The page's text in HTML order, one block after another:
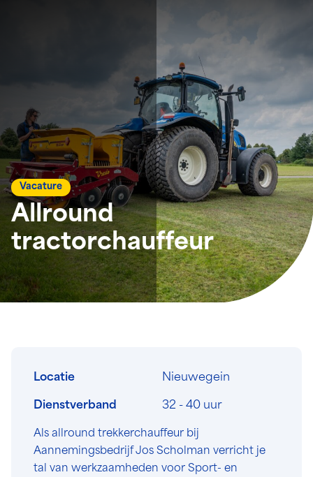
Allround
tractorchauffeur
Vacature
Locatie Nieuwegein
Dienstverband 32 - 40 uur
Als allround trekkerchauffeur bij
Aannemingsbedrijf Jos Scholman verricht je
tal van werkzaamheden voor Sport- en